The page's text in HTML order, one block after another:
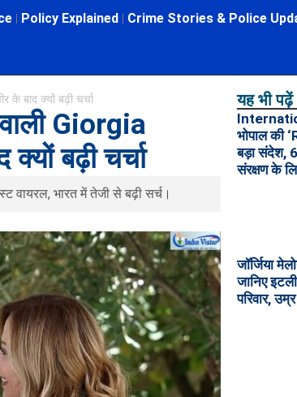
Policy Explained Crime Stories & Police
बाद क्यों बढ़ी चर्चा
Giorgia
बढ़ी चर्चा
वायरल, भारत में तेजी से बढ़ी सर्च।
यह भी पढ़ें
भोपाल की
बड़ा संदेश,
संरक्षण के
जॉर्जिया
जानिए
परिवार,